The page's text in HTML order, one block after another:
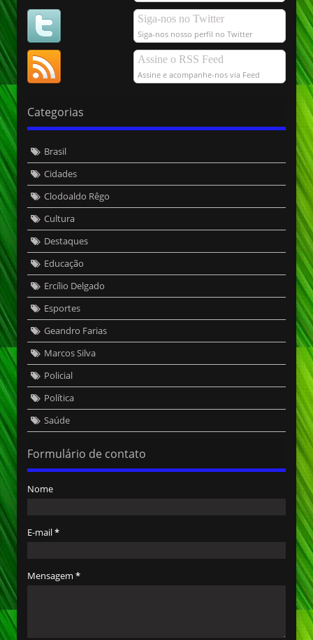
Siga-nos no Twitter
Siga-nos nosso perfil no Twitter
Assine o RSS Feed
Assine e acompanhe-nos via Feed
Categorias
Brasil
Cidades
Clodoaldo Rêgo
Cultura
Destaques
Educação
Ercílio Delgado
Esportes
Geandro Farias
Marcos Silva
Policial
Política
Saúde
Formulário de contato
Nome
E-mail*
Mensagem *